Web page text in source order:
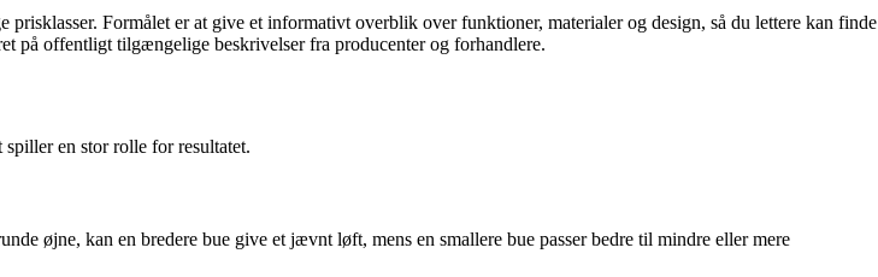
Formålet er at give et informativt overblik over funktioner, materialer og design, så du lettere kan finde
på offentligt tilgængelige beskrivelser fra producenter og forhandlere.
en stor rolle for resultatet.
øjne, kan en bredere bue give et jævnt løft, mens en smallere bue passer bedre til mindre eller mere